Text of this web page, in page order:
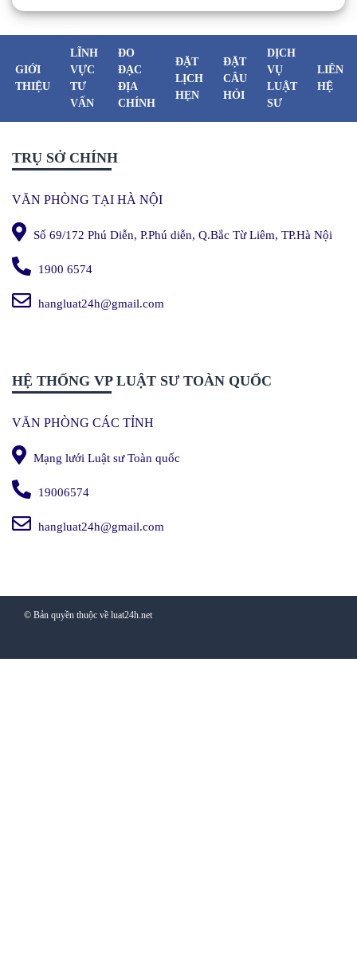
GIỚI
THIỆU
LĨNH
VỰC
TƯ
VẤN
ĐO
ĐẠC
ĐỊA
CHÍNH
ĐẶT
LỊCH
HẸN
ĐẶT
CÂU
HỎI
DỊCH
VỤ
LUẬT
SƯ
LIÊN
HỆ
TRỤ SỞ CHÍNH
VĂN PHÒNG TẠI HÀ NỘI
Số 69/172 Phú Diễn, P.Phú diễn, Q.Bắc Từ Liêm, TP.Hà Nội
1900 6574
hangluat24h@gmail.com
HỆ THỐNG VP LUẬT SƯ TOÀN QUỐC
VĂN PHÒNG CÁC TỈNH
Mạng lưới Luật sư Toàn quốc
19006574
hangluat24h@gmail.com
© Bản quyền thuộc về luat24h.net